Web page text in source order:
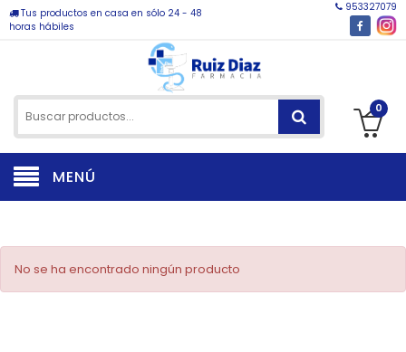
Tus productos en casa en sólo 24 - 48
horas hábiles
953327079
0
MENÚ
No se ha encontrado ningún producto